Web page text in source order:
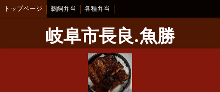
トップページ 鵜飼弁当 各種弁当
岐阜市長良.魚勝